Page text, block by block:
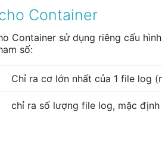
Container
Container sử dụng riêng cấu
số:
Chỉ ra cơ lớn nhất của 1 file log
chỉ ra số lượng file log, mặc định